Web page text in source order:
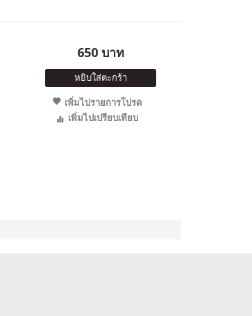
650 บาท
หยิบใส่ตะกร้า
เพิ่มไปรายการโปรด
เพิ่มไปเปรียบเทียบ